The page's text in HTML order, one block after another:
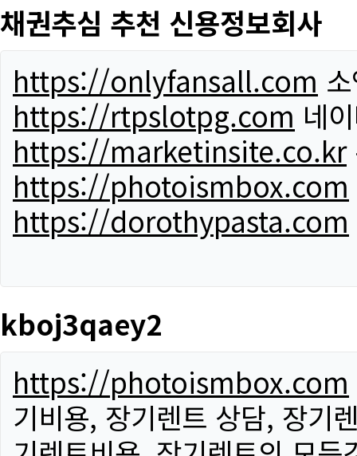
채권추심 추천 신용정보회사
https://onlyfansall.com
https://rtpslotpg.com 네
https://marketinsite.co.kr
https://photoismbox.com
https://dorothypasta.com
kboj3qaey2
https://photoismbox.com
기비용, 장기렌트 상담, 장기